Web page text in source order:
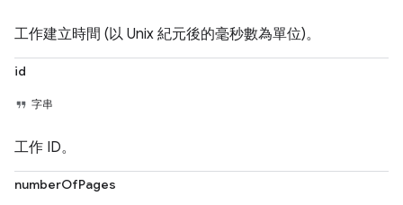
工作建立時間 (以 Unix 紀元後的毫秒數為單位)。
id
字串
工作 ID。
numberOfPages